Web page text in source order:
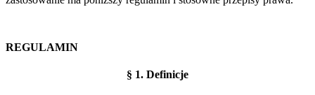
REGULAMIN
§ 1. Definicje